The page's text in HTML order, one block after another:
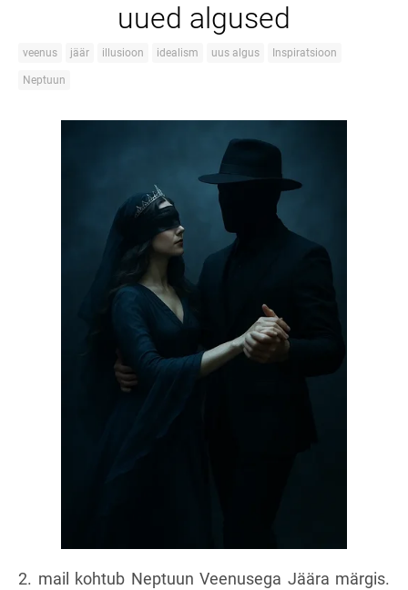
uued algused
veenus jäär illusioon idealism uus algus Inspiratsioon
Neptuun
2. mail kohtub Neptuun Veenusega Jäära märgis.